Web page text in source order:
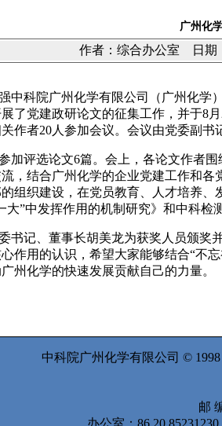
广州化
作者：综合办公室 日
中科院广州化学有限公司（广州化学
了党建政研论文的征集工作，并于8月
作者20人参加会议。会议由党委副书
加评选论文6篇。会上，各论文作者
，结合广州化学的企业党建工作和
组织建设，在党员教育、人才培养
大”中发挥作用的机制研究》和中科
书记、董事长胡美龙为获奖人员颁奖
作用的认识，希望大家能够结合“不
州化学的快速发展贡献自己的力量。
中科院广州化学有限公司 ©
邮
办公室：86 20